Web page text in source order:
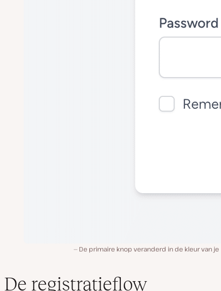
De primaire knop veranderd in de kleur van
De registratieflow